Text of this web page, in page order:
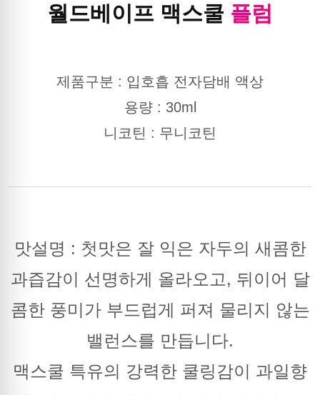
월드베이프 맥스쿨 플럼
제품구분 : 입호흡 전자담배 액상
용량 : 30ml
니코틴 : 무니코틴
맛설명 : 첫맛은 잘 익은 자두의 새콤한
과즙감이 선명하게 올라오고, 뒤이어 달
콤한 풍미가 부드럽게 퍼져 물리지 않는
밸런스를 만듭니다.
맥스쿨 특유의 강력한 쿨링감이 과일향